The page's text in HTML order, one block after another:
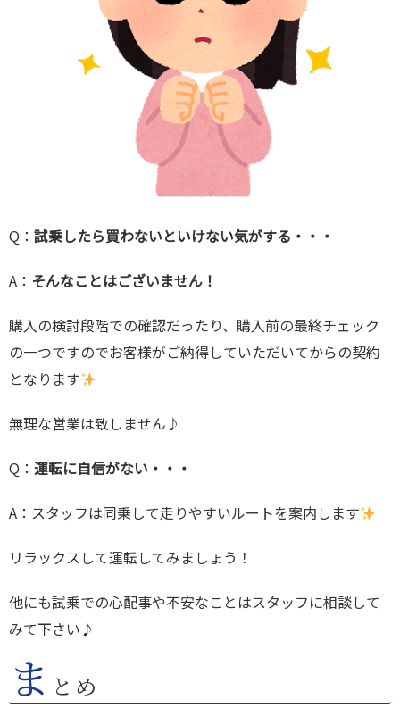
Q： 試乗したら買わないといけない気がする・・・
A： そんなことはございません！
購入の検討段階での確認だったり、購入前の最終チェック
の一つですのでお客様がご納得していただいてからの契約
となります
無理な営業は致しません♪
Q： 運転に自信がない・・・
A：スタッフは同乗して走りやすいルートを案内します
リラックスして運転してみましょう！
他にも試乗での心配事や不安なことはスタッフに相談して
みて下さい♪
ま とめ